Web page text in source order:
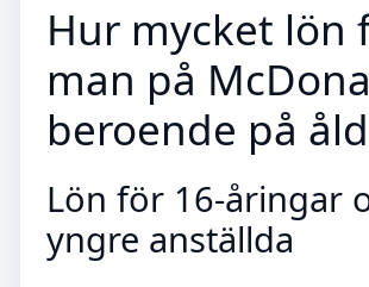
Hur mycket lön
man på
beroende på
Lön för 16-åringar
yngre anställda